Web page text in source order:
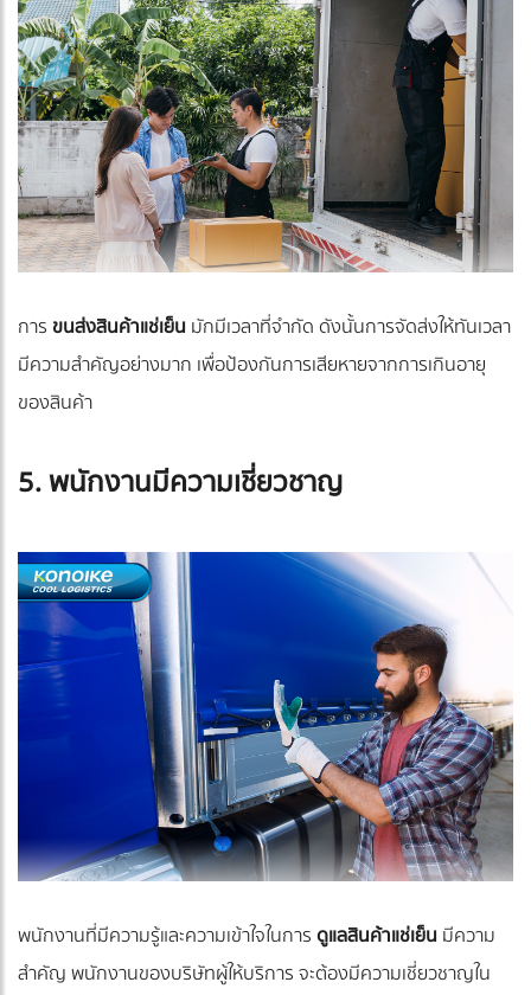
การ ขนส่งสินค้าแช่เย็นมักมีเวลาที่จำกัด ดังนั้นการจัดส่งให้ทันเวลา
มีความสำคัญอย่างมาก เพื่อป้องกันการเสียหายจากการเกินอายุ
ของสินค้า
5. พนักงานมีความเชี่ยวชาญ
พนักงานที่มีความรู้และความเข้าใจในการดูแลสินค้าแช่เย็นมีความ
สำคัญ พนักงานของบริษัทผู้ให้บริการ จะต้องมีความเชี่ยวชาญใน